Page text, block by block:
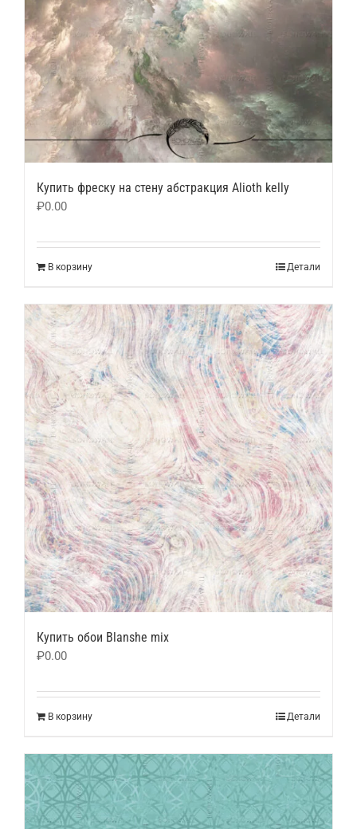
Купить фреску на стену абстракция Alioth kelly
₽0.00
В корзину Детали
Купить обои Blanshe mix
₽0.00
В корзину Детали